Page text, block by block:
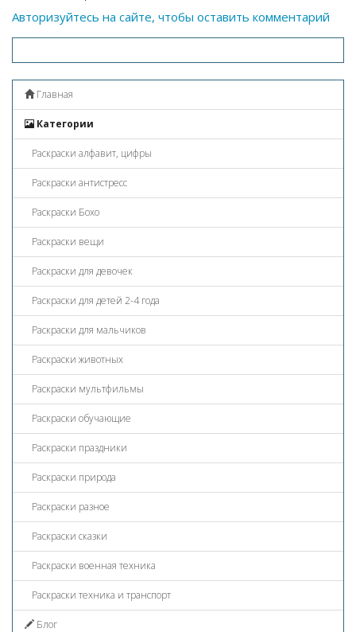
Авторизуйтесь на сайте, чтобы оставить комментарий
Главная
Категории
Раскраски алфавит, цифры
Раскраски антистресс
Раскраски Бохо
Раскраски вещи
Раскраски для девочек
Раскраски для детей 2-4 года
Раскраски для мальчиков
Раскраски животных
Раскраски мультфильмы
Раскраски обучающие
Раскраски праздники
Раскраски природа
Раскраски разное
Раскраски сказки
Раскраски военная техника
Раскраски техника и транспорт
Блог